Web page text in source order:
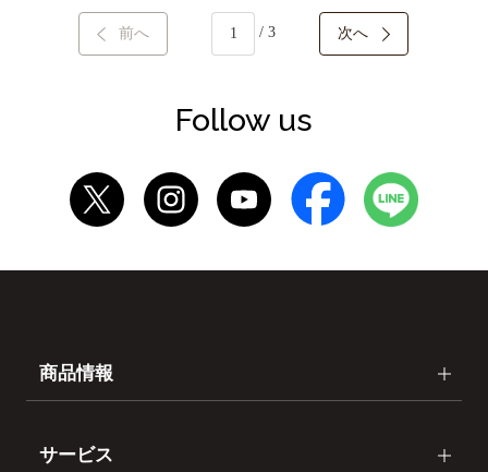
LINEギフト限定！タリーズデジタルギフト3,000円分を贈
ると、自分も500円分のギフトチケットがもらえるキャン
前へ / 3 次へ
Follow us
商品情報
サービス